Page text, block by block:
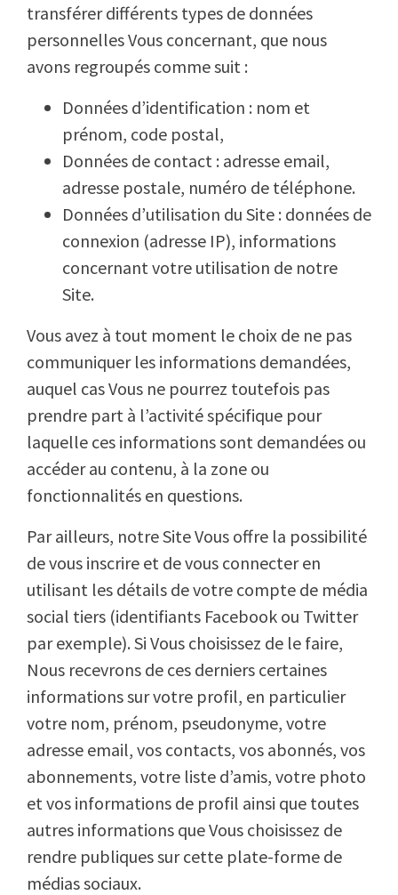
transférer différents types de données
personnelles Vous concernant, que nous
avons regroupés comme suit :
Données d’identification : nom et
prénom, code postal,
Données de contact : adresse email,
adresse postale, numéro de téléphone.
Données d’utilisation du Site : données de
connexion (adresse IP), informations
concernant votre utilisation de notre
Site.
Vous avez à tout moment le choix de ne pas
communiquer les informations demandées,
auquel cas Vous ne pourrez toutefois pas
prendre part à l’activité spécifique pour
laquelle ces informations sont demandées ou
accéder au contenu, à la zone ou
fonctionnalités en questions.
Par ailleurs, notre Site Vous offre la possibilité
de vous inscrire et de vous connecter en
utilisant les détails de votre compte de média
social tiers (identifiants Facebook ou Twitter
par exemple). Si Vous choisissez de le faire,
Nous recevrons de ces derniers certaines
informations sur votre profil, en particulier
votre nom, prénom, pseudonyme, votre
adresse email, vos contacts, vos abonnés, vos
abonnements, votre liste d’amis, votre photo
et vos informations de profil ainsi que toutes
autres informations que Vous choisissez de
rendre publiques sur cette plate-forme de
médias sociaux.